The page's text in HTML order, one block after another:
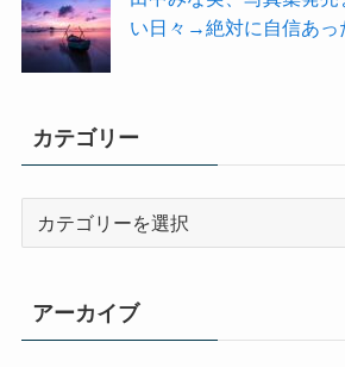
い日々→絶対に自信あっ
カテゴリー
リ
ー
アーカイブ